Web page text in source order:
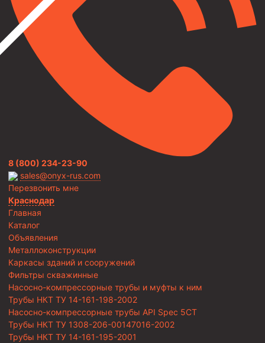
8 (800) 234-23-90
sales@onyx-rus.com
Перезвонить мне
Краснодар
Главная
Каталог
Объявления
Металлоконструкции
Каркасы зданий и сооружений
Фильтры скважинные
Насосно-компрессорные трубы и муфты к ним
Трубы НКТ ТУ 14-161-198-2002
Насосно-компрессорные трубы API Spec 5CT
Трубы НКТ ТУ 1308-206-00147016-2002
Трубы НКТ ТУ 14-161-195-2001